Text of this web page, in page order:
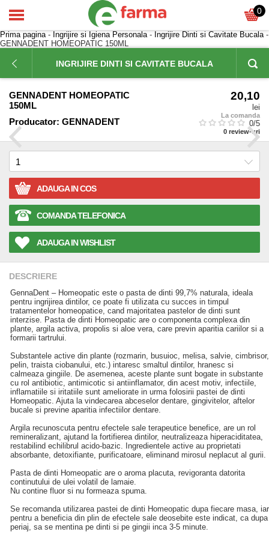
0
Prima pagina- Ingrijire si Igiena Personala- Ingrijire Dinti si Cavitate Bucala-
GENNADENT HOMEOPATIC 150ML
INGRIJIRE DINTI SI CAVITATE BUCALA
GENNADENT HOMEOPATIC
150ML
Producator: GENNADENT
20,10
lei
La comanda
0/5
0 review-uri
ADAUGA IN COS
COMANDA TELEFONICA
ADAUGA IN WISHLIST
DESCRIERE
GennaDent – Homeopatic este o pasta de dinti 99,7% naturala, ideala
pentru ingrijirea dintilor, ce poate fi utilizata cu succes in timpul
tratamentelor homeopatice, cand majoritatea pastelor de dinti sunt
interzise. Pasta de dinti Homeopatic are o componenta complexa din
plante, argila activa, propolis si aloe vera, care previn aparitia cariilor si a
formarii tartrului.
Substantele active din plante (rozmarin, busuioc, melisa, salvie, cimbrisor,
pelin, traista ciobanului, etc.) intaresc smaltul dintilor, hranesc si
calmeaza gingiile. De asemenea, aceste plante sunt bogate in substante
cu rol antibiotic, antimicotic si antiinflamator, din acest motiv, infectiile,
inflamatiile si iritatiile sunt ameliorate in urma folosirii pastei de dinti
Homeopatic. Ajuta la vindecarea abceselor dentare, gingivitelor, aftelor
bucale si previne aparitia infectiilor dentare.
Argila recunoscuta pentru efectele sale terapeutice benefice, are un rol
remineralizant, ajutand la fortifierea dintilor, neutralizeaza hiperaciditatea,
restabilind echilibrul acido-bazic. Ingredientele active au proprietati
absorbante, detoxifiante, purificatoare, eliminand mirosul neplacut al gurii.
Pasta de dinti Homeopatic are o aroma placuta, revigoranta datorita
continutului de ulei volatil de lamaie.
Nu contine fluor si nu formeaza spuma.
Se recomanda utilizarea pastei de dinti Homeopatic dupa fiecare masa, iar
pentru a beneficia din plin de efectele sale deosebite este indicat, ca dupa
periaj, sa se mentina pe dinti si pe gingii inca 3-5 minute.